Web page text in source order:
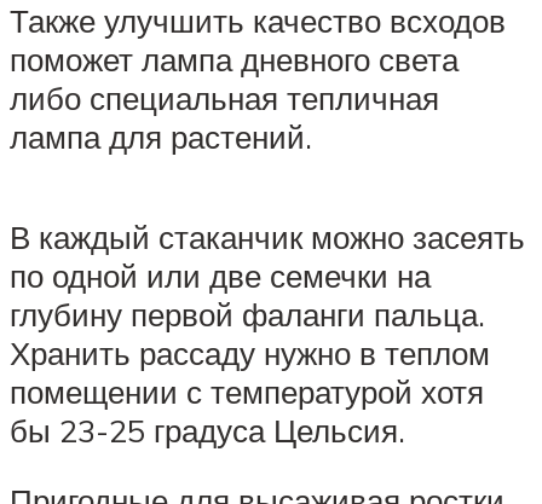
Также улучшить качество всходов
поможет лампа дневного света
либо специальная тепличная
лампа для растений.
В каждый стаканчик можно засеять
по одной или две семечки на
глубину первой фаланги пальца.
Хранить рассаду нужно в теплом
помещении с температурой хотя
бы 23-25 градуса Цельсия.